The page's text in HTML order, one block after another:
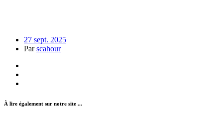
27 sept. 2025
Parscahour
À lire également sur notre site ...